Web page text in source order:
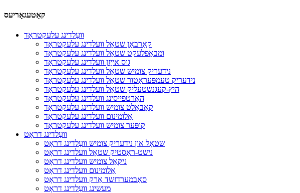
קאַטעגאָריעס
וועַלדינג עלעקטראָד
קאַרבאָן שטאָל וועלדינג עלעקטראָד
ומבאַפלעקט שטאָל וועלדינג עלעקטראָד
גוס אייַזן וועלדינג עלעקטראָד
נידעריק צומיש שטאָל וועלדינג עלעקטראָד
נידעריק טעמפּעראַטור שטאָל וועלדינג עלעקטראָד
היץ-קעגנשטעליק שטאָל וועלדינג עלעקטראָד
האַרטפייסינג וועלדינג עלעקטראָד
קאָבאַלט צומיש וועלדינג עלעקטראָד
אַלומינום וועלדינג עלעקטראָד
קופּער צומיש וועלדינג עלעקטראָד
וועַלדינג דראָט
שטאָל און נידעריק צומיש וועַלדינג דראָט
נישט-ראַסטיק שטאָל וועלדינג דראָט
ניקאַל צומיש וועלדינג דראָט
אַלומינום וועלדינג דראָט
סאַבמערדזשד אַרק וועלדינג דראָט
מעשינג וועַלדינג דראָט